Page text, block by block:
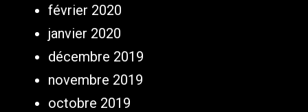
février 2020
janvier 2020
décembre 2019
novembre 2019
octobre 2019